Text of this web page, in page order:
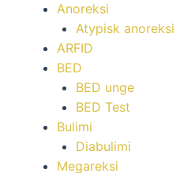
Anoreksi
Atypisk anoreksi
ARFID
BED
BED unge
BED Test
Bulimi
Diabulimi
Megareksi